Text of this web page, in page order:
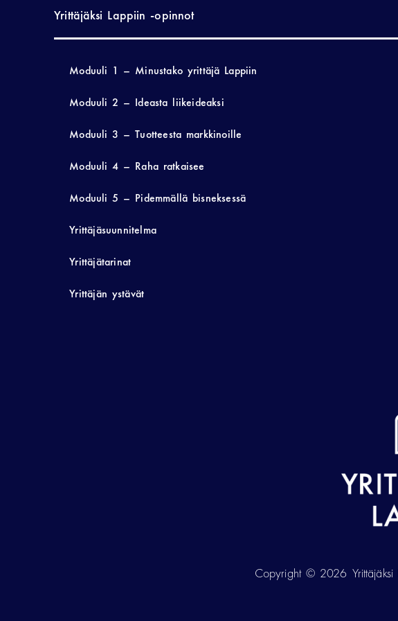
Yrittäjäksi Lappiin -opinnot
Moduuli 1 – Minustako yrittäjä Lappiin
Moduuli 2 – Ideasta liikeideaksi
Moduuli 3 – Tuotteesta markkinoille
Moduuli 4 – Raha ratkaisee
Moduuli 5 – Pidemmällä bisneksessä
Yrittäjäsuunnitelma
Yrittäjätarinat
Yrittäjän ystävät
Copyright © 2026 Yrittäjäksi